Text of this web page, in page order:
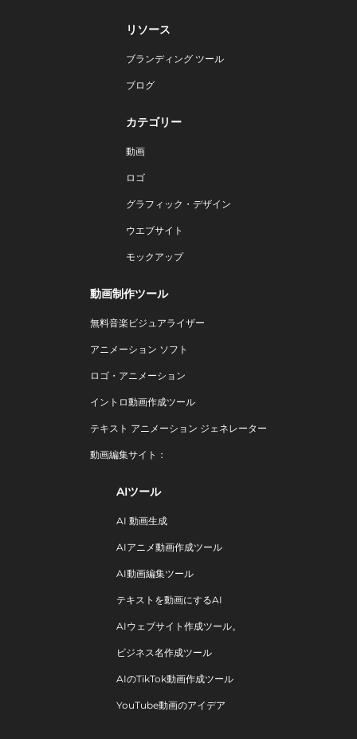
リソース
ブランディング ツール
ブログ
カテゴリー
動画
ロゴ
グラフィック・デザイン
ウエブサイト
モックアップ
動画制作ツール
無料音楽ビジュアライザー
アニメーション ソフト
ロゴ・アニメーション
イントロ動画作成ツール
テキスト アニメーション ジェネレーター
動画編集サイト：
AIツール
AI 動画生成
AIアニメ動画作成ツール
AI動画編集ツール
テキストを動画にするAI
AIウェブサイト作成ツール。
ビジネス名作成ツール
AIのTikTok動画作成ツール
YouTube動画のアイデア